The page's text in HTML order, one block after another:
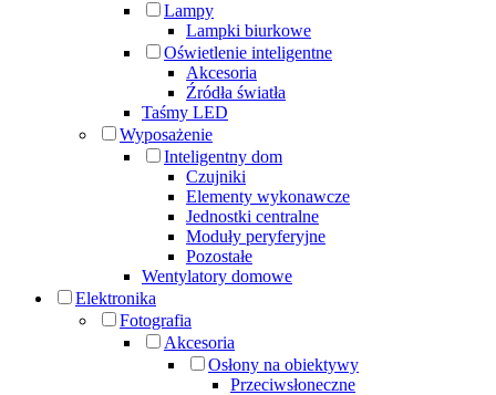
Lampy
Lampki biurkowe
Oświetlenie inteligentne
Akcesoria
Źródła światła
Taśmy LED
Wyposażenie
Inteligentny dom
Czujniki
Elementy wykonawcze
Jednostki centralne
Moduły peryferyjne
Pozostałe
Wentylatory domowe
Elektronika
Fotografia
Akcesoria
Osłony na obiektywy
Przeciwsłoneczne